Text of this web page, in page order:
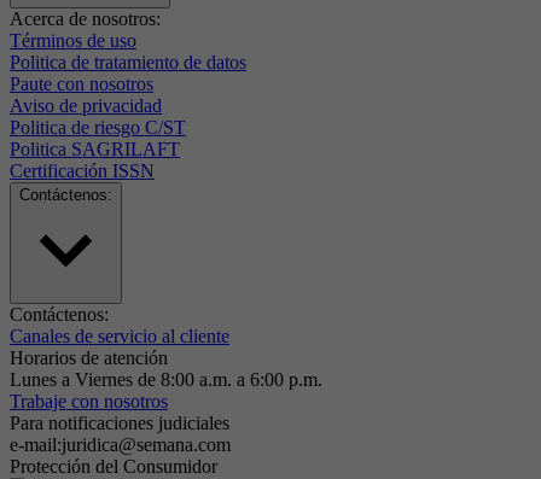
Acerca de nosotros:
Términos de uso
Politica de tratamiento de datos
Paute con nosotros
Aviso de privacidad
Politica de riesgo C/ST
Politica SAGRILAFT
Certificación ISSN
Contáctenos:
Contáctenos:
Canales de servicio al cliente
Horarios de atención
Lunes a Viernes de 8:00 a.m. a 6:00 p.m.
Trabaje con nosotros
Para notificaciones judiciales
e-mail:juridica@semana.com
Protección del Consumidor